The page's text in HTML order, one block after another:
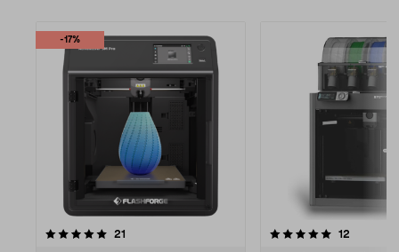
-17%
21
5.0av 5 stjerner 12
4.5av 5 stjerner